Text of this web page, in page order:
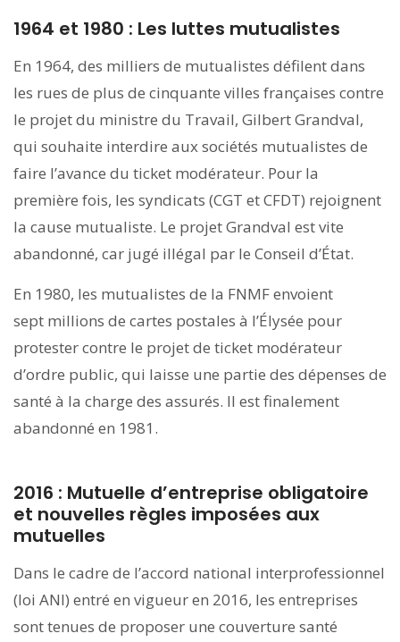
1964 et 1980 : Les luttes mutualistes
En 1964, des milliers de mutualistes défilent dans
les rues de plus de cinquante villes françaises contre
le projet du ministre du Travail, Gilbert Grandval,
qui souhaite interdire aux sociétés mutualistes de
faire l’avance du ticket modérateur. Pour la
première fois, les syndicats (CGT et CFDT) rejoignent
la cause mutualiste. Le projet Grandval est vite
abandonné, car jugé illégal par le Conseil d’État.
En 1980, les mutualistes de la FNMF envoient
sept millions de cartes postales à l’Élysée pour
protester contre le projet de ticket modérateur
d’ordre public, qui laisse une partie des dépenses de
santé à la charge des assurés. Il est finalement
abandonné en 1981.
2016 : Mutuelle d’entreprise obligatoire
et nouvelles règles imposées aux
mutuelles
Dans le cadre de l’accord national interprofessionnel
(loi ANI) entré en vigueur en 2016, les entreprises
sont tenues de proposer une couverture santé